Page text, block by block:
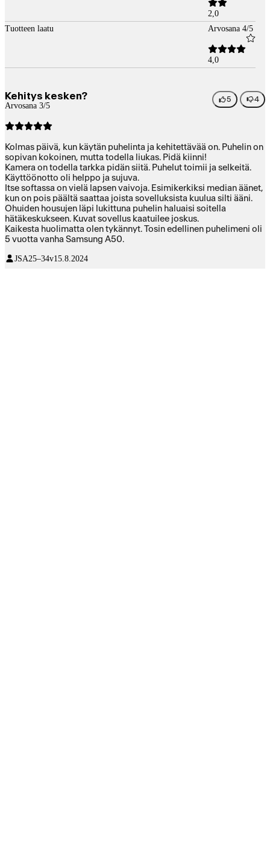
2,0
Tuotteen laatu
Arvosana 4/5
4,0
Kehitys kesken?
Arvosana 3/5
5 4
Kolmas päivä, kun käytän puhelinta ja kehitettävää on. Puhelin on
sopivan kokoinen, mutta todella liukas. Pidä kiinni!
Kamera on todella tarkka pidän siitä. Puhelut toimii ja selkeitä.
Käyttöönotto oli helppo ja sujuva.
Itse softassa on vielä lapsen vaivoja. Esimikerkiksi median äänet,
kun on pois päältä saattaa joista sovelluksista kuulua silti ääni.
Ohuiden housujen läpi lukittuna puhelin haluaisi soitella
hätäkeskukseen. Kuvat sovellus kaatuilee joskus.
Kaikesta huolimatta olen tykännyt. Tosin edellinen puhelimeni oli
5 vuotta vanha Samsung A50.
JSA25–34v15.8.2024